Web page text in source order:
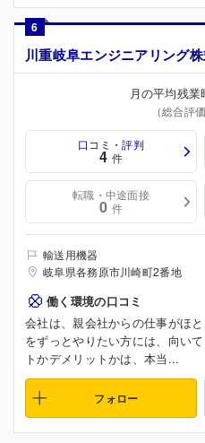
6
川重岐阜エンジニアリング
月の平均残業
（総合評
口コミ・評判
4 件
転職・中途面接
0 件
輸送用機器
岐阜県各務原市川崎町2番地
働く環境の口コミ
会社は、親会社からの仕事がほ
をずっとやりたい方には、向い
トかデメリットかは、本当...
フォロー